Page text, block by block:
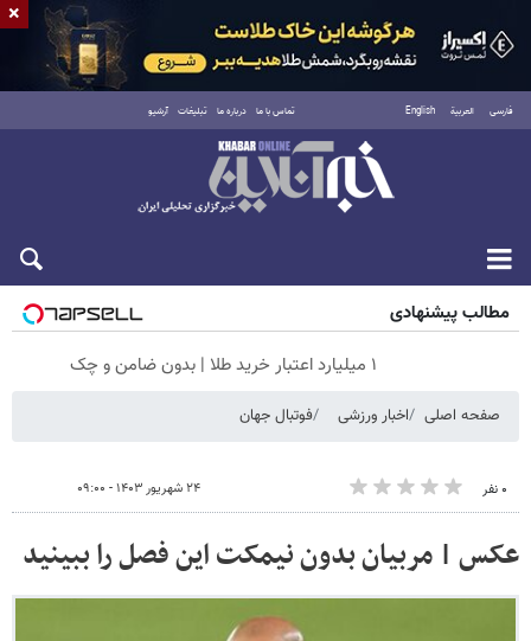
فارسی العربية English تماس با ما درباره ما تبلیغات آرشیو
جمعه ۱۶ مرداد ۱۴۰۵
مطالب پیشنهادی
۱ میلیارد اعتبار خرید طلا | بدون ضامن و چک
صفحه اصلی اخبار ورزشی فوتبال جهان
۰ نفر ۲۴ شهریور ۱۴۰۳ - ۰۹:۰۰
عکس | مربیان بدون نیمکت این فصل را ببینید
×